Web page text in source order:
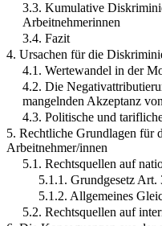
3.3. Kumulative
Arbeitnehmerinnen
3.4. Fazit
4. Ursachen für die
4.1. Wertewandel in der
4.2. Die
mangelnden Akzeptanz
4.3. Politische und
5. Rechtliche Grundlagen für
Arbeitnehmer/innen
5.1. Rechtsquellen auf
5.1.1. Grundgesetz Art.
5.1.2. Allgemeines
5.2. Rechtsquellen auf